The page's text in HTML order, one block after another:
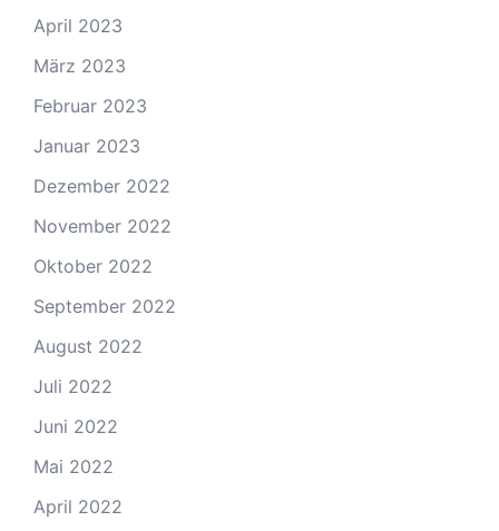
April 2023
März 2023
Februar 2023
Januar 2023
Dezember 2022
November 2022
Oktober 2022
September 2022
August 2022
Juli 2022
Juni 2022
Mai 2022
April 2022